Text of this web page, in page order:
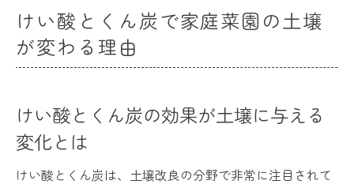
ポイント
籾殻くん炭とけい酸を活用したふかふか土
ふかふか土壌を目指すならけい酸とくん炭の活
用を
けい酸とくん炭が土壌をふかふかにする仕
組み
けい酸とくん炭で家庭菜園の土壌
が変わる理由
けい酸とくん炭の効果が土壌に与える
変化とは
けい酸とくん炭は、土壌改良の分野で非常に注目されて